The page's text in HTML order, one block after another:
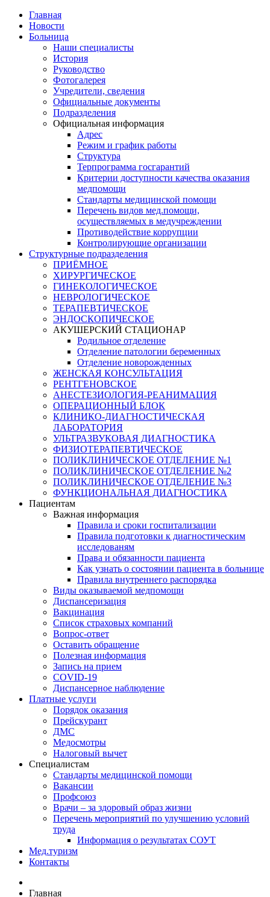
Главная
Новости
Больница
Наши специалисты
История
Руководство
Фотогалерея
Учредители, сведения
Официальные документы
Подразделения
Официальная информация
Адрес
Режим и график работы
Структура
Терпрограмма госгарантий
Критерии доступности качества оказания
медпомощи
​Стандарты медицинской помощи
Перечень видов мед.помощи,
осуществляемых в медучреждении
Противодействие коррупции
Контролирующие организации
Структурные подразделения
ПРИЁМНОЕ
ХИРУРГИЧЕСКОЕ
ГИНЕКОЛОГИЧЕСКОЕ
НЕВРОЛОГИЧЕСКОЕ
ТЕРАПЕВТИЧЕСКОЕ
ЭНДОСКОПИЧЕСКОЕ
АКУШЕРСКИЙ СТАЦИОНАР
Родильное отделение
Отделение патологии беременных
Отделение новорожденных
ЖЕНСКАЯ КОНСУЛЬТАЦИЯ
РЕНТГЕНОВСКОЕ
АНЕСТЕЗИОЛОГИЯ-РЕАНИМАЦИЯ
ОПЕРАЦИОННЫЙ БЛОК
КЛИНИКО-ДИАГНОСТИЧЕСКАЯ
ЛАБОРАТОРИЯ
УЛЬТРАЗВУКОВАЯ ДИАГНОСТИКА
ФИЗИОТЕРАПЕВТИЧЕСКОЕ
ПОЛИКЛИНИЧЕСКОЕ ОТДЕЛЕНИЕ №1
ПОЛИКЛИНИЧЕСКОЕ ОТДЕЛЕНИЕ №2
ПОЛИКЛИНИЧЕСКОЕ ОТДЕЛЕНИЕ №3
ФУНКЦИОНАЛЬНАЯ ДИАГНОСТИКА
Пациентам
Важная информация
Правила и сроки госпитализации
Правила подготовки к диагностическим
исследованям
Права и обязанности пациента
Как узнать о состоянии пациента в больнице
Правила внутреннего распорядка
Виды оказываемой медпомощи
Диспансеризация
Вакцинация
Список страховых компаний
Вопрос-ответ
Оставить обращение
Полезная информация
Запись на прием
COVID-19
Диспансерное наблюдение
Платные услуги
Порядок оказания
Прейскурант
ДМС
Медосмотры
Налоговый вычет
Специалистам
Стандарты медицинской помощи
Вакансии
Профсоюз
Врачи – за здоровый образ жизни
Перечень мероприятий по улучшению условий
труда
Информация о результатах СОУТ
Мед.туризм
Контакты
Главная